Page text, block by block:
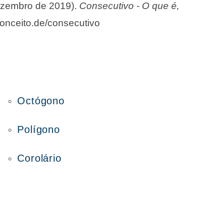
de 2019). Consecutivo - O que é,
consecutivo
Octógono
Polígono
Corolário